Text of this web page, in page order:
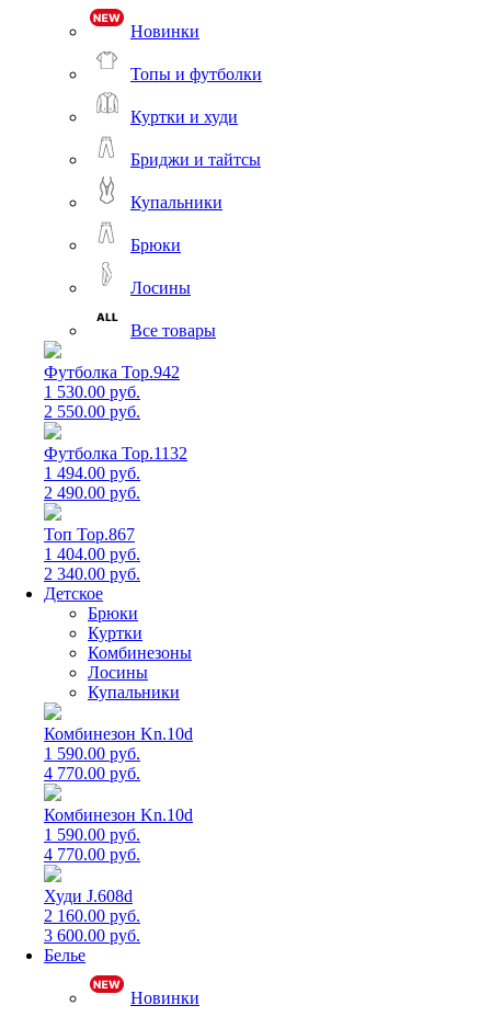
Новинки
Топы и футболки
Куртки и худи
Бриджи и тайтсы
Купальники
Брюки
Лосины
Все товары
Футболка Top.942
1 530.00 руб.
2 550.00 руб.
Футболка Top.1132
1 494.00 руб.
2 490.00 руб.
Топ Top.867
1 404.00 руб.
2 340.00 руб.
Детское
Брюки
Куртки
Комбинезоны
Лосины
Купальники
Комбинезон Kn.10d
1 590.00 руб.
4 770.00 руб.
Комбинезон Kn.10d
1 590.00 руб.
4 770.00 руб.
Худи J.608d
2 160.00 руб.
3 600.00 руб.
Белье
Новинки